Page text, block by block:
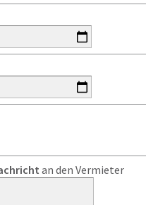
an den Vermieter